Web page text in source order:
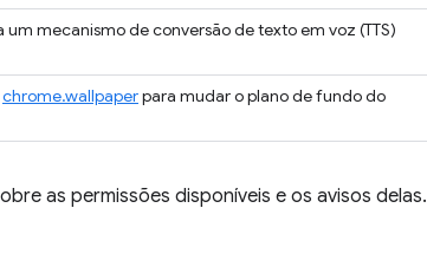
mecanismo de conversão de texto em voz (TTS)
chrome.wallpaperpara mudar o plano de fundo do
as permissões disponíveis e os avisos delas.